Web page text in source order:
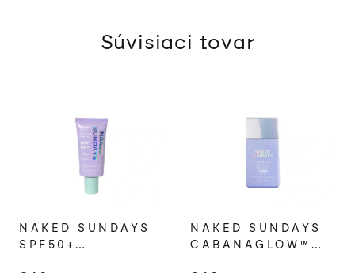
Súvisiaci tovar
NAKED SUNDAYS
SPF50+
NAKED SUNDAYS
CABANAGLOW™